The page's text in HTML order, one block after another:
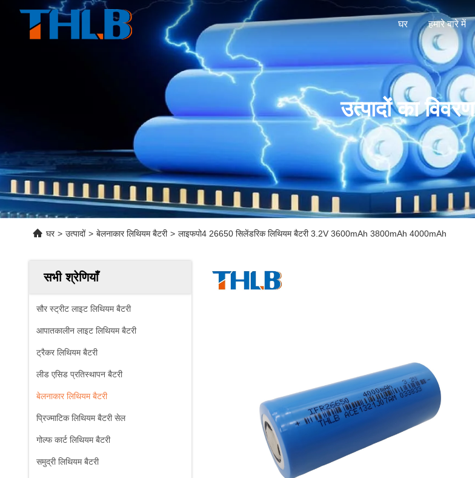
घर हमारे बारे में
उत्पादों का विवरण
घर > उत्पादों > बेलनाकार लिथियम बैटरी > लाइफपो4 26650 सिलेंडरिक लिथियम बैटरी 3.2V 3600mAh 3800mAh 4000mAh
सभी श्रेणियाँ
सौर स्ट्रीट लाइट लिथियम बैटरी
आपातकालीन लाइट लिथियम बैटरी
ट्रैकर लिथियम बैटरी
लीड एसिड प्रतिस्थापन बैटरी
बेलनाकार लिथियम बैटरी
प्रिज्माटिक लिथियम बैटरी सेल
गोल्फ कार्ट लिथियम बैटरी
समुद्री लिथियम बैटरी